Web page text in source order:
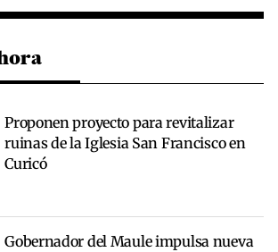
Proponen proyecto para revitalizar
ruinas de la Iglesia San Francisco en
Curicó
Gobernador del Maule impulsa nueva